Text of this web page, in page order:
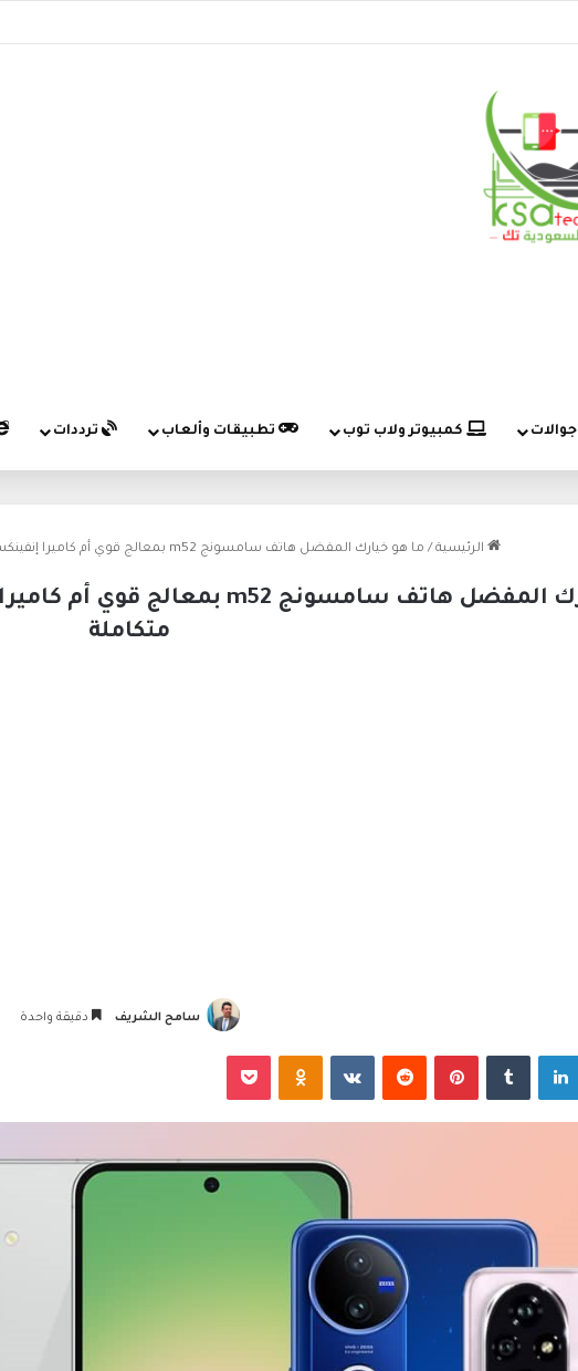
جوالات كمبيوتر ولاب توب تطبيقات وألعاب ترددات
الرئيسية / ما هو خيارك المفضل هاتف سامسونج m52 بمعالج قوي أم كاميرا إنفينكس نوت 30 برو في تجربة استخدام متكاملة
متكاملة
سامح الشريف دقيقة واحدة
لينكدإن بينتيريست